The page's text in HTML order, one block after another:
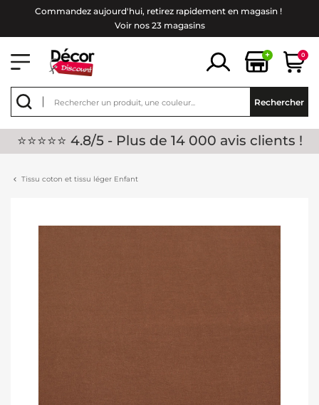
Commandez aujourd'hui, retirez rapidement en magasin !
Voir nos 23 magasins
+ 0
Rechercher
⭐⭐⭐⭐⭐ 4.8/5 - Plus de 14 000 avis clients !
Tissu coton et tissu léger Enfant